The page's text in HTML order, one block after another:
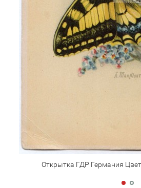
Открытка ГДР Германия